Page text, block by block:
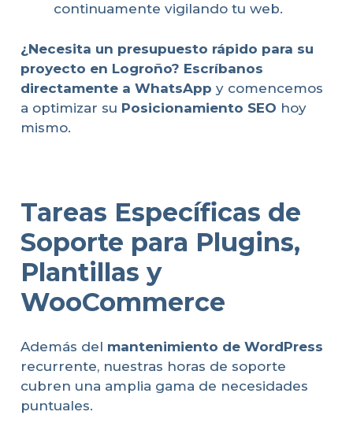
continuamente vigilando tu web.
¿Necesita un presupuesto rápido para su
proyecto en Logroño? Escríbanos
directamente a WhatsApp y comencemos
a optimizar su Posicionamiento SEO hoy
mismo.
Tareas Específicas de
Soporte para Plugins,
Plantillas y
WooCommerce
Además del mantenimiento de WordPress
recurrente, nuestras horas de soporte
cubren una amplia gama de necesidades
puntuales.